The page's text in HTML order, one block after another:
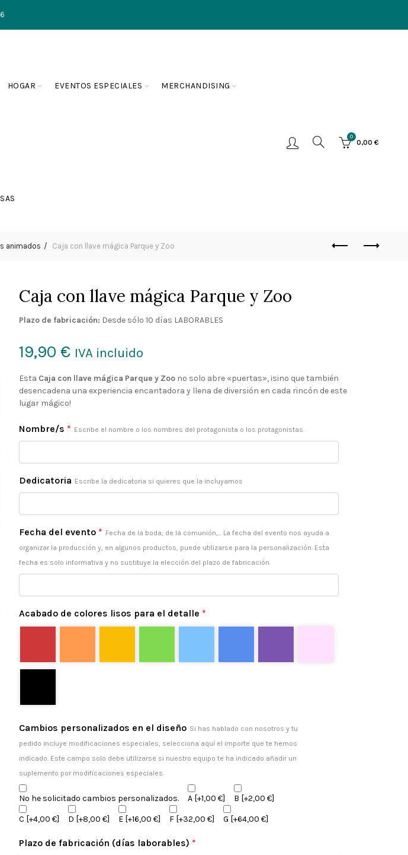
HOGAR EVENTOS ESPECIALES MERCHANDISING
0
0,00 €
animados Caja con llave mágica Parque y Zoo
Caja con llave mágica Parque y Zoo
Plazo de fabricación: Desde sólo 10 días LABORABLES
19,90 € IVA incluido
Esta Caja con llave mágica Parque y Zoo no solo abre «puertas», ¡sino que también
desencadena una experiencia encantadora y llena de diversión en cada rincón de este
lugar mágico!
Nombre/s * Escribe el nombre o los nombres del protagonista o los protagonistas.
Dedicatoria Escribe la dedicatoria si quieres que la incluyamos
Fecha del evento * Fecha de la boda, de la comunión,... La fecha del evento nos ayuda a
organizar la producción y, en algunos productos, puede utilizarse para la personalización. Esta
fecha es solo informativa y no sustituye la elección del plazo de fabricación.
Acabado de colores lisos para el detalle *
Cambios personalizados en el diseño Si has hablado con nosotros y tu
pedido incluye modificaciones especiales, selecciona aquí el importe que te hemos
indicado. Este campo solo debe utilizarse si nuestro equipo te ha indicado añadir un
suplemento por modificaciones especiales.
No he solicitado cambios personalizados. A [+1,00 €] B [+2,00 €]
C [+4,00 €] D [+8,00 €] E [+16,00 €] F [+32,00 €] G [+64,00 €]
Plazo de fabricación (días laborables) *